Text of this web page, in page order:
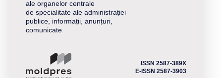
ale organelor centrale
de specialitate ale administrației
publice, informații, anunțuri,
comunicate
ISSN 2587-389X
E-ISSN 2587-3903